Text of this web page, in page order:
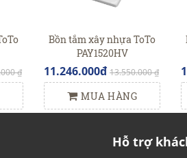
₫
Bồn tắm xây nhựa ToTo
PAY1520HV
11.246.000đ 13.550.000 ₫
MUA HÀNG
Hỗ trợ